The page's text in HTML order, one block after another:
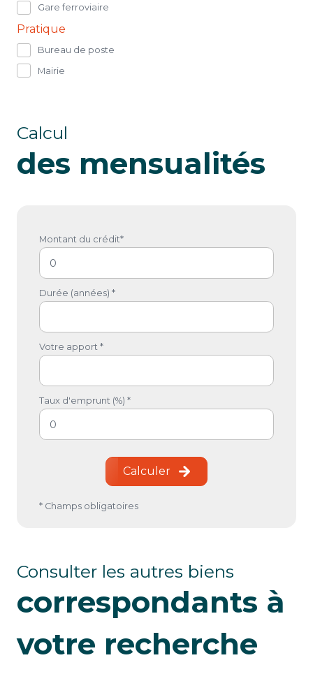
Gare ferroviaire
Pratique
Bureau de poste
Mairie
Calcul
des mensualités
Montant du crédit*
Durée (années) *
Votre apport *
Taux d'emprunt (%) *
Calculer
* Champs obligatoires
Consulter les autres biens
correspondants à
votre recherche